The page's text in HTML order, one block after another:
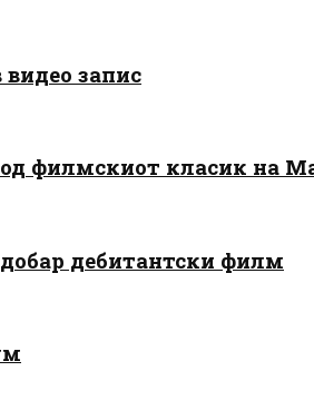
запис
филмскиот класик на
дебитантски филм